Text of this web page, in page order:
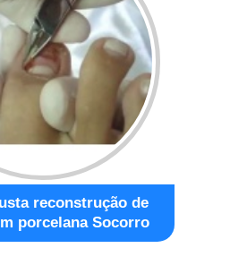
reconstrução de
porcelana Socorro